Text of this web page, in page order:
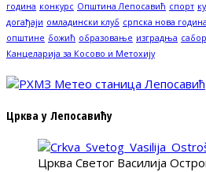
година конкурс Општина Лепосавић спорт
догађаји омладински клуб српска нова година
општине божић образовање изградња сабор
Канцеларија за Косово и Метохију
Црква у Лепосавићу
Црква Светог Василија